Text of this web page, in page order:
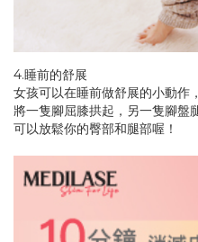
4.睡前的舒展
女孩可以在睡前做舒展的小動作
將一隻腳屈膝拱起，另一隻腳盤
可以放鬆你的臀部和腿部喔！